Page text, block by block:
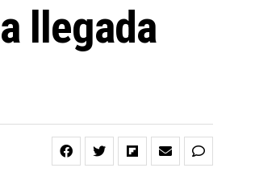
llegada